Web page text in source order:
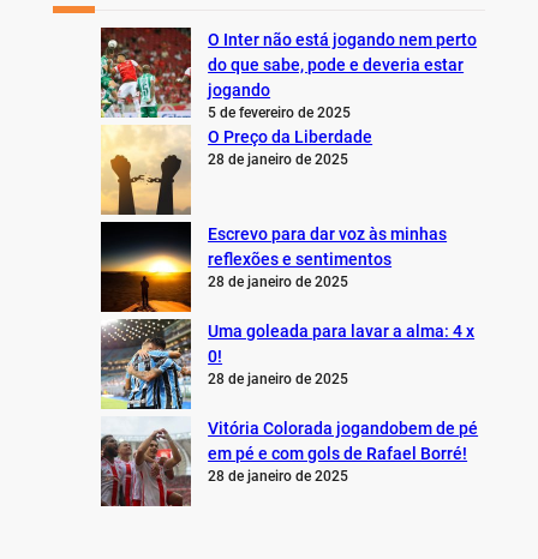
O Inter não está jogando nem perto
do que sabe, pode e deveria estar
jogando
5 de fevereiro de 2025
O Preço da Liberdade
28 de janeiro de 2025
Escrevo para dar voz às minhas
reflexões e sentimentos
28 de janeiro de 2025
Uma goleada para lavar a alma: 4 x
0!
28 de janeiro de 2025
Vitória Colorada jogandobem de pé
em pé e com gols de Rafael Borré!
28 de janeiro de 2025